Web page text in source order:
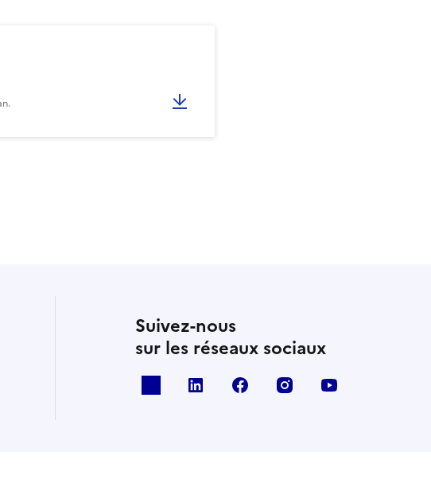
Suivez-nous
sur les réseaux sociaux
linkedin facebook instagram